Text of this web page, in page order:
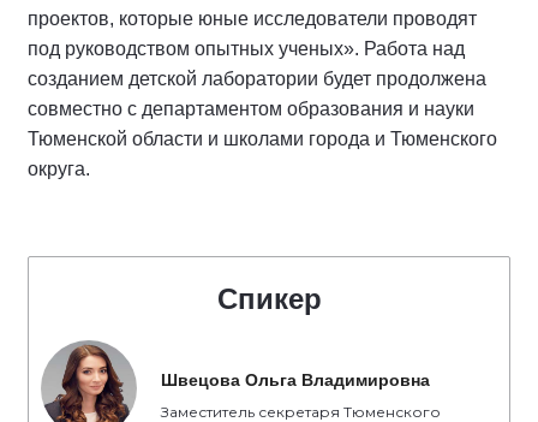
проектов, которые юные исследователи проводят
под руководством опытных ученых». Работа над
созданием детской лаборатории будет продолжена
совместно с департаментом образования и науки
Тюменской области и школами города и Тюменского
округа.
Спикер
Швецова Ольга Владимировна
Заместитель секретаря Тюменского